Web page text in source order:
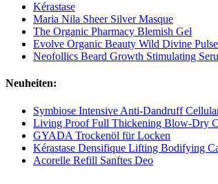
Kérastase
Maria Nila Sheer Silver Masque
The Organic Pharmacy Blemish Gel
Evolve Organic Beauty Wild Divine
Neofollics Beard Growth Stimulating
Neuheiten:
Symbiose Intensive Anti-Dandruff
Living Proof Full Thickening Blow-Dry
GYADA Trockenöl für Locken
Kérastase Densifique Lifting Bodifying
Acorelle Refill Sanftes Deo